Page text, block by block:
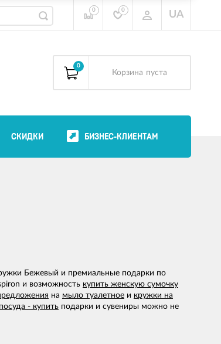
0 0 UA
0
Корзина пуста
СКИДКИ БИЗНЕС-КЛИЕНТАМ
Бежевый и премиальные подарки по
и возможность купить женскую сумочку
на мыло туалетное и кружки на
- купить подарки и сувениры можно не